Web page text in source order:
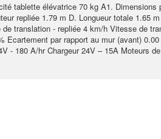
tablette élévatrice 70 kg A1.
repliée 1.79 m D. Longueur totale 1.65
translation - repliée 4 km/h Vitesse de
Ecartement par rapport au mur (avant)
- 180 A/hr Chargeur 24V – 15A Moteurs